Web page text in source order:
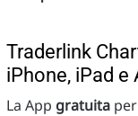
Traderlink
iPhone, iPad e
La App gratuita